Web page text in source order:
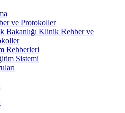
ve Protokoller
Bakanlığı Klinik Rehber ve
Rehberleri
Sistemi